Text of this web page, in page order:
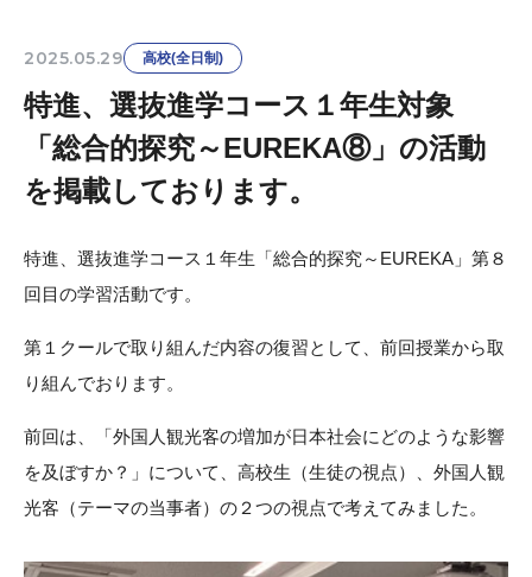
2025.05.29 高校(全日制)
特進、選抜進学コース１年生対象
「総合的探究～EUREKA⑧」の活動
を掲載しております。
特進、選抜進学コース１年生「総合的探究～EUREKA」第８
回目の学習活動です。
第１クールで取り組んだ内容の復習として、前回授業から取
り組んでおります。
前回は、「外国人観光客の増加が日本社会にどのような影響
を及ぼすか？」について、高校生（生徒の視点）、外国人観
光客（テーマの当事者）の２つの視点で考えてみました。